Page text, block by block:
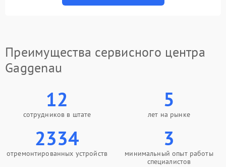
Преимущества сервисного центра
Gaggenau
12
сотрудников в штате
5
лет на рынке
2334
отремонтированных устройств
3
минимальный опыт работы
специалистов